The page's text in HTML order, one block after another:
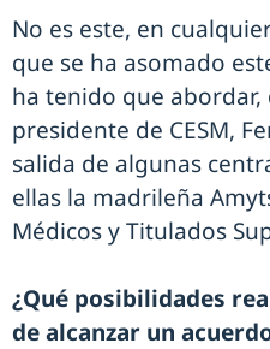
No es este, en
que se ha asomado
ha tenido que abordar,
presidente de CESM,
salida de algunas
ellas la madrileña
Médicos y Titulados
¿Qué posibilidades
de alcanzar un